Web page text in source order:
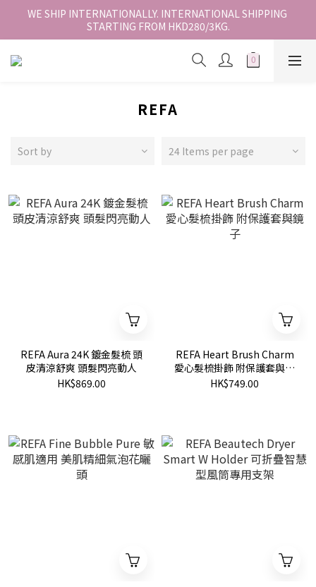
香港地區全店免運。免運費適用於香港順豐站、營業點或智能櫃取
件。
WE SHIP INTERNATIONALLY. INTERNATIONAL SHIPPING
STARTING FROM HKD280/3KG.
香港地區全店免運。免運費適用於香港順豐站、營業點或智能櫃取
REFA
Sort by 24 Items per page
REFA Aura 24K 鍍金髮梳 頭
皮清涼舒爽 頭髮閃亮動人
HK$869.00
REFA Heart Brush Charm
愛心髮梳掛飾 附保護套與鏡
子
HK$749.00